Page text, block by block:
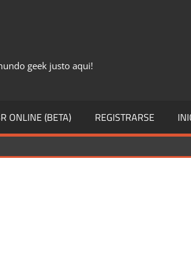
geek justo aqui!
ONLINE (BETA) REGISTRARSE